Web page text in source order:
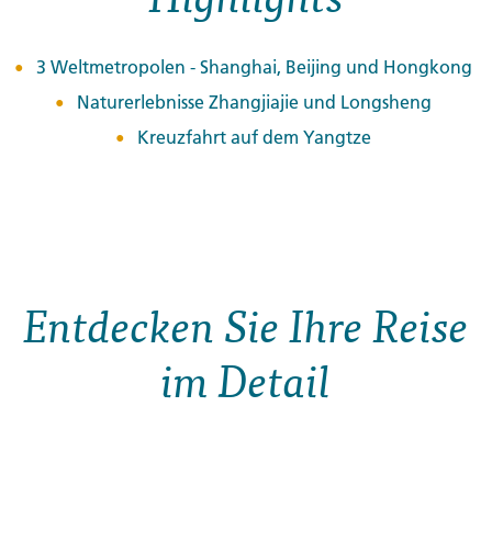
3 Weltmetropolen - Shanghai, Beijing und Hongkong
Naturerlebnisse Zhangjiajie und Longsheng
Kreuzfahrt auf dem Yangtze
Entdecken Sie Ihre Reise
im Detail